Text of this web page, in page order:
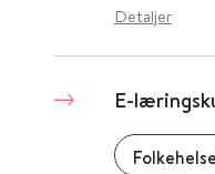
Detaljer
E-